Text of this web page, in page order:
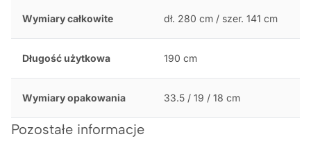
Wymiary całkowite dł. 280 cm / szer. 141 cm
Długość użytkowa 190 cm
Wymiary opakowania 33.5 / 19 / 18 cm
Pozostałe informacje